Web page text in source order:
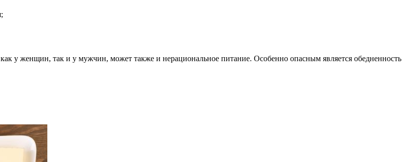
у женщин, так и у мужчин, может также и нерациональное питание. Особенно опасным является обедненность